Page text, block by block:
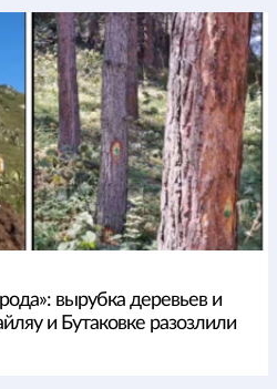
вырубка деревьев и
и Бутаковке разозлили